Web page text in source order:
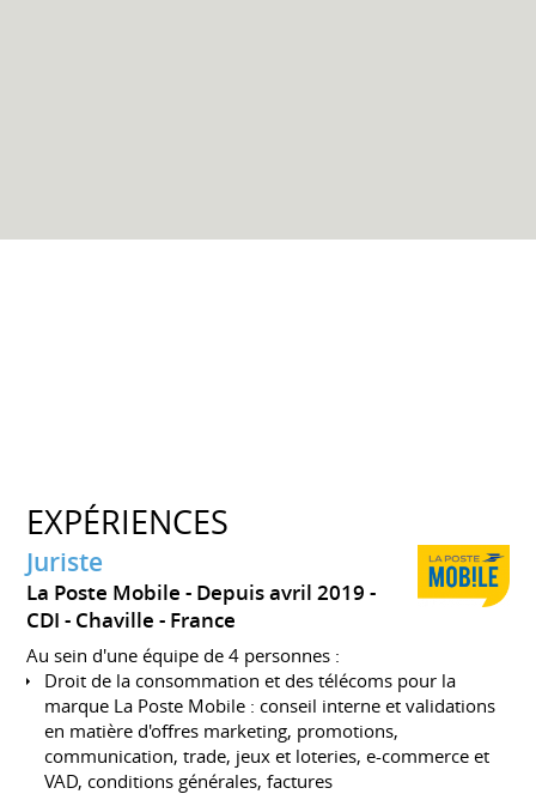
EXPÉRIENCES
Juriste
La Poste Mobile
Depuis avril 2019
CDI
Chaville France
Au sein d'une équipe de 4 personnes :
Droit de la consommation et des télécoms pour la
marque La Poste Mobile : conseil interne et validations
en matière d'offres marketing, promotions,
communication, trade, jeux et loteries, e-commerce et
VAD, conditions générales, factures